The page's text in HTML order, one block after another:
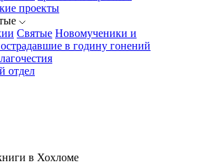
проекты
Святые Новомученики и
в годину гонений
отдел
в Хохломе